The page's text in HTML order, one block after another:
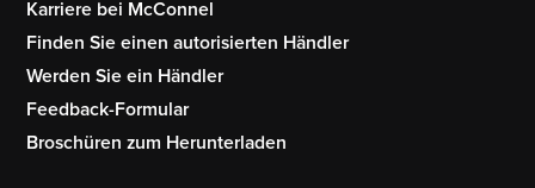
Karriere bei McConnel
Finden Sie einen autorisierten Händler
Werden Sie ein Händler
Feedback-Formular
Broschüren zum Herunterladen